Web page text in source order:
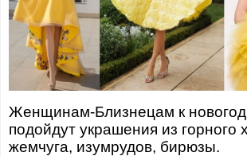
Женщинам-Близнецам к
подойдут украшения из горного
жемчуга, изумрудов, бирюзы.